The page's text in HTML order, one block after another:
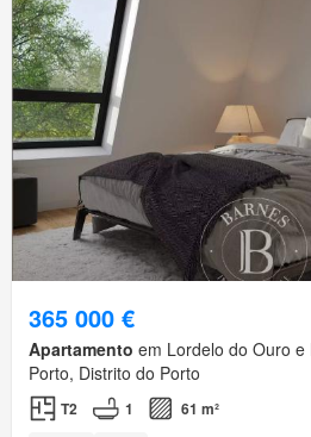
365 000 €
Apartamento em Lordelo do Ouro
Porto, Distrito do Porto
T2 1 61 m²